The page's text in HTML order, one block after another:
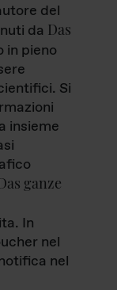
del
da Das
in pieno
Si
insieme
ganze
In
nel
nel